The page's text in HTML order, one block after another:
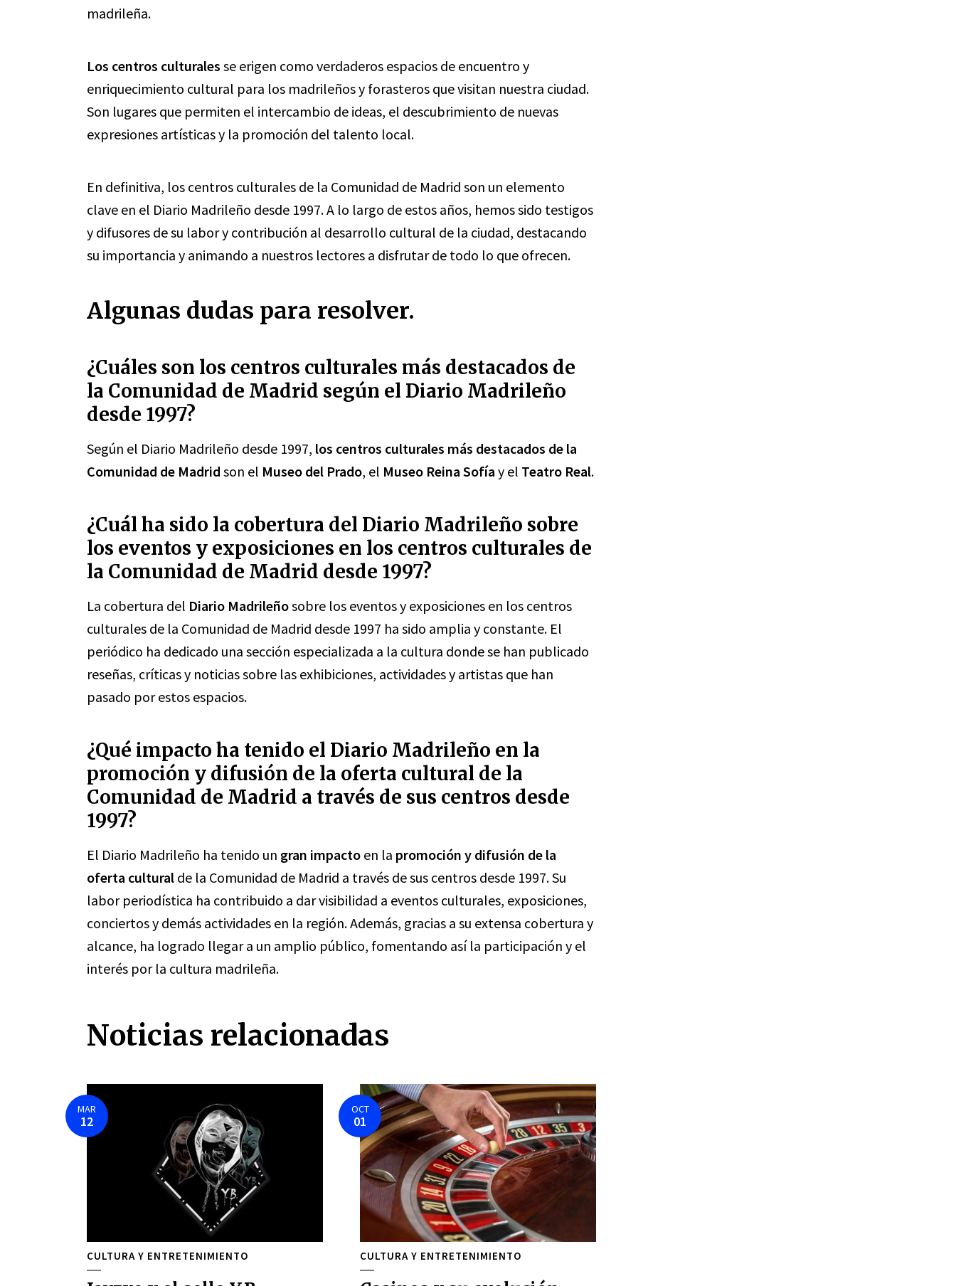
madrileña.
Los centros culturales se erigen como verdaderos espacios de encuentro y
enriquecimiento cultural para los madrileños y forasteros que visitan nuestra ciudad.
Son lugares que permiten el intercambio de ideas, el descubrimiento de nuevas
expresiones artísticas y la promoción del talento local.
En definitiva, los centros culturales de la Comunidad de Madrid son un elemento
clave en el Diario Madrileño desde 1997. A lo largo de estos años, hemos sido testigos
y difusores de su labor y contribución al desarrollo cultural de la ciudad, destacando
su importancia y animando a nuestros lectores a disfrutar de todo lo que ofrecen.
Algunas dudas para resolver.
¿Cuáles son los centros culturales más destacados de
la Comunidad de Madrid según el Diario Madrileño
desde 1997?
Según el Diario Madrileño desde 1997, los centros culturales más destacados de la
Comunidad de Madrid son el Museo del Prado, el Museo Reina Sofía y el Teatro Real.
¿Cuál ha sido la cobertura del Diario Madrileño sobre
los eventos y exposiciones en los centros culturales de
la Comunidad de Madrid desde 1997?
La cobertura del Diario Madrileñosobre los eventos y exposiciones en los centros
culturales de la Comunidad de Madrid desde 1997 ha sido amplia y constante. El
periódico ha dedicado una sección especializada a la cultura donde se han publicado
reseñas, críticas y noticias sobre las exhibiciones, actividades y artistas que han
pasado por estos espacios.
¿Qué impacto ha tenido el Diario Madrileño en la
promoción y difusión de la oferta cultural de la
Comunidad de Madrid a través de sus centros desde
1997?
El Diario Madrileño ha tenido un gran impacto en la promoción y difusión de la
oferta cultural de la Comunidad de Madrid a través de sus centros desde 1997. Su
labor periodística ha contribuido a dar visibilidad a eventos culturales, exposiciones,
conciertos y demás actividades en la región. Además, gracias a su extensa cobertura y
alcance, ha logrado llegar a un amplio público, fomentando así la participación y el
interés por la cultura madrileña.
Noticias relacionadas
MAR
12
CULTURA Y ENTRETENIMIENTO
OCT
01
CULTURA Y ENTRETENIMIENTO